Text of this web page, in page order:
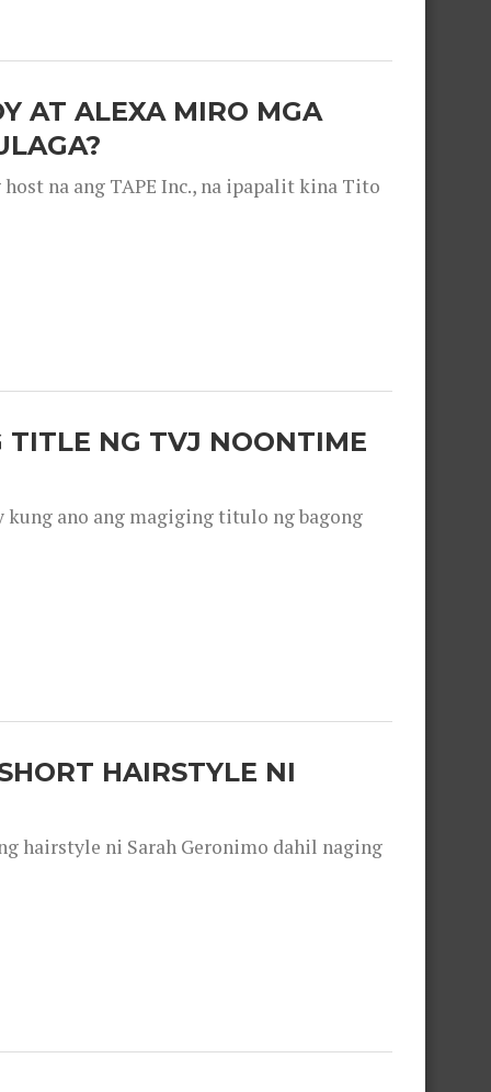
AT ALEXA MIRO MGA
na ang TAPE Inc., na ipapalit kina Tito
TITLE NG TVJ NOONTIME
kung ano ang magiging titulo ng bagong
HAIRSTYLE NI
hairstyle ni Sarah Geronimo dahil naging